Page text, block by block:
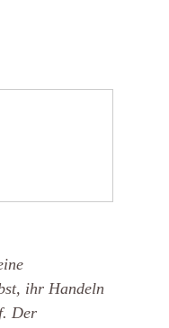
ihr Handeln
Der